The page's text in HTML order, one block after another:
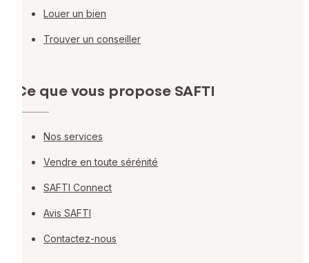
Louer un bien
Trouver un conseiller
Ce que vous propose SAFTI
Nos services
Vendre en toute sérénité
SAFTI Connect
Avis SAFTI
Contactez-nous